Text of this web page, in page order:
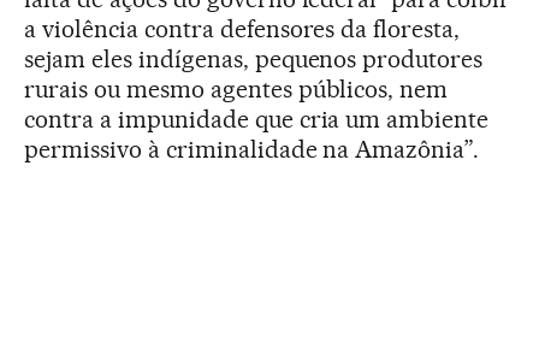
a violência contra defensores da floresta,
sejam eles indígenas, pequenos produtores
rurais ou mesmo agentes públicos, nem
contra a impunidade que cria um ambiente
permissivo à criminalidade na Amazônia”.